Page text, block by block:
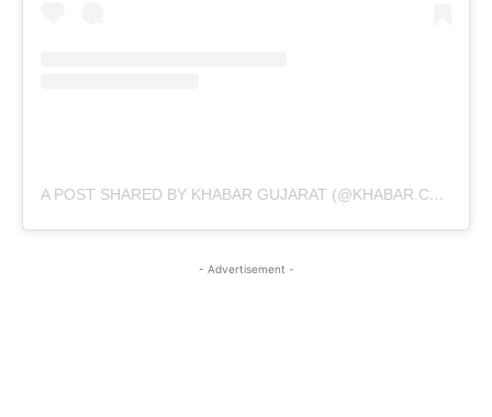
A POST SHARED BY KHABAR GUJARAT (@KHABAR.COMMUNICATION)
- Advertisement -